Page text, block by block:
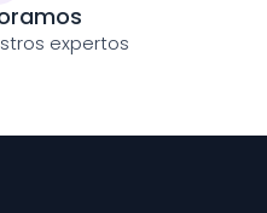
expertos